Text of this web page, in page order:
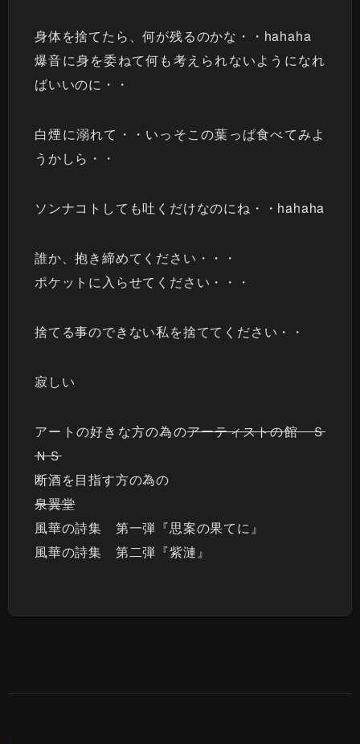
身体を捨てたら、何が残るのかな・・hahaha
爆音に身を委ねて何も考えられないようになれ
ばいいのに・・
白煙に溺れて・・いっそこの葉っぱ食べてみよ
うかしら・・
ソンナコトしても吐くだけなのにね・・hahaha
誰か、抱き締めてください・・・
ポケットに入らせてください・・・
捨てる事のできない私を捨ててください・・
寂しい
アートの好きな方の為のアーティストの館 Ｓ
ＮＳ
断酒を目指す方の為の
泉翼堂
風華の詩集 第一弾『思案の果てに』
風華の詩集 第二弾『紫漣』